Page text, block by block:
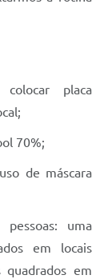
placa
70%;
de máscara
uma
em locais
em